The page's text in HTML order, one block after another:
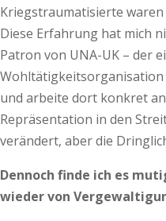
Kriegstraumatisierte
Diese Erfahrung hat mich
Patron von UNA-UK – der
und arbeite dort konkret
Repräsentation in den
verändert, aber die
Dennoch finde ich es
wieder von